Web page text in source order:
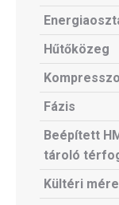
Hűtőközeg
Fázis
Beépített
tároló
Kültéri